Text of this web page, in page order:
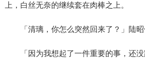
上，白丝无奈的继续套在肉棒之上。
「清璃，你怎么突然回来了？」陆昭
「因为我想起了一件重要的事，还没